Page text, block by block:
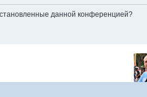
данной конференцией?